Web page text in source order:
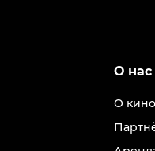
О нас
О